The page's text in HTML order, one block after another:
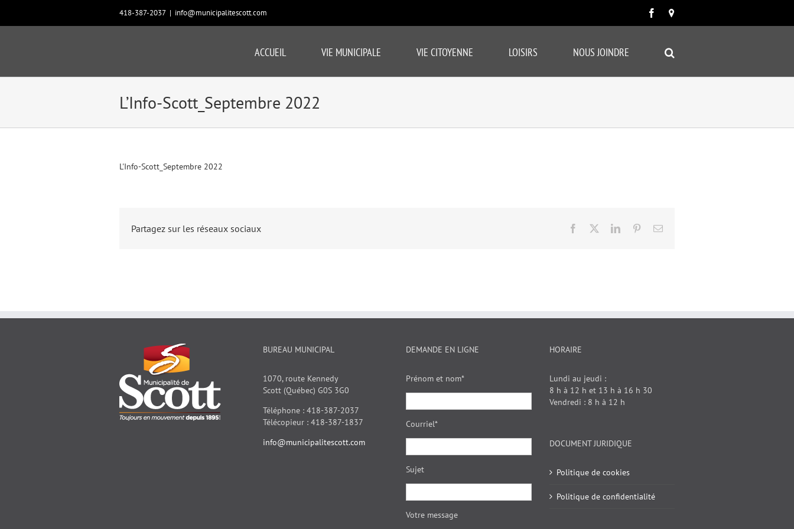
contenu
418-387-2037 | info@municipalitescott.com Facebook
Carte
ACCUEIL VIE MUNICIPALE VIE CITOYENNE LOISIRS NOUS JOINDRE
L’Info-Scott_Septembre 2022
L'Info-Scott_Septembre 2022
Partagez sur les réseaux sociaux Facebook LinkedInPinterestEmail
BUREAU MUNICIPAL
1070, route Kennedy
Scott (Québec) G0S 3G0
Téléphone : 418-387-2037
Télécopieur : 418-387-1837
info@municipalitescott.com
DEMANDE EN LIGNE
Prénom et nom*
Courriel*
Sujet
Votre message
HORAIRE
Lundi au jeudi :
8 h à 12 h et 13 h à 16 h 30
Vendredi : 8 h à 12 h
DOCUMENT JURIDIQUE
Politique de cookies
Politique de confidentialité